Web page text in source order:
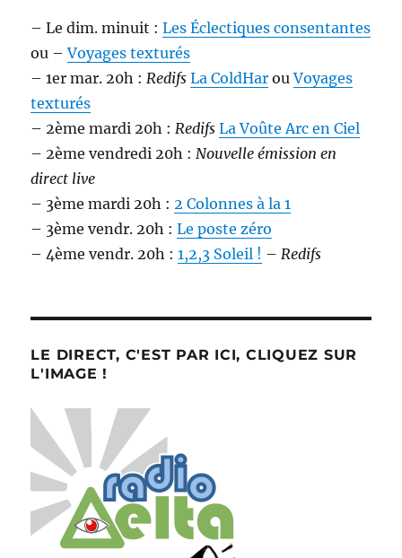
– Le dim. minuit :Les Éclectiques consentantes
ou –Voyages texturés
– 1er mar. 20h :Redifs La ColdHar ouVoyages
texturés
– 2ème mardi 20h :Redifs La Voûte Arc en Ciel
– 2ème vendredi 20h :Nouvelle émission en
direct live
– 3ème mardi 20h :2 Colonnes à la 1
– 3ème vendr. 20h :Le poste zéro
– 4ème vendr. 20h :1,2,3 Soleil ! –Redifs
LE DIRECT, C'EST PAR ICI, CLIQUEZ SUR
L'IMAGE !